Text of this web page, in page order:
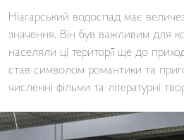
Ніагарський водоспад має
значення. Він був важливим для
населяли ці території ще до
став символом романтики та
численні фільми та літературні